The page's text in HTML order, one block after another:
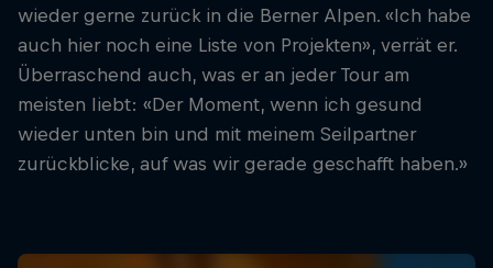
wieder gerne zurück in die Berner Alpen. «Ich habe
auch hier noch eine Liste von Projekten», verrät er.
Überraschend auch, was er an jeder Tour am
meisten liebt: «Der Moment, wenn ich gesund
wieder unten bin und mit meinem Seilpartner
zurückblicke, auf was wir gerade geschafft haben.»